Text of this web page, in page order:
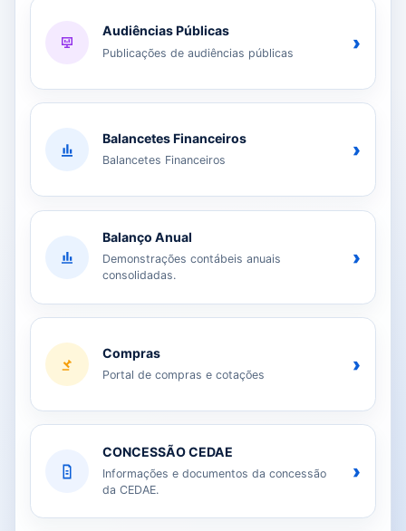
Audiências Públicas
Publicações de audiências públicas ›
Balancetes Financeiros
Balancetes Financeiros ›
Balanço Anual
Demonstrações contábeis anuais
consolidadas.
›
Compras
Portal de compras e cotações ›
CONCESSÃO CEDAE
Informações e documentos da concessão
da CEDAE.
›